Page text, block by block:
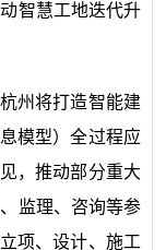
智慧工地迭代升
州将打造智能建
模型）全过程应
，推动部分重大
监理、咨询等参
项、设计、施工